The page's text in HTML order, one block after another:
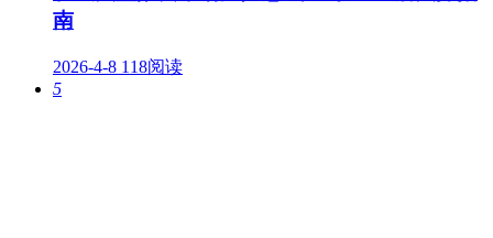
南
2026-4-8 118阅读
5